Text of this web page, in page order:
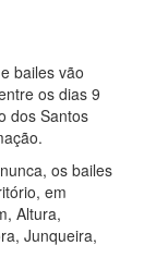
bailes vão
os dias 9
dos Santos
os bailes
em
Altura,
Junqueira,